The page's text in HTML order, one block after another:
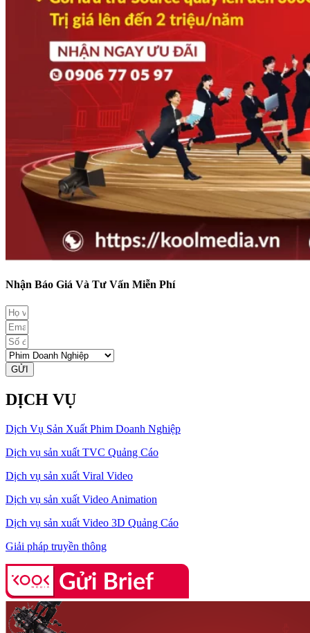
Nhận Báo Giá Và Tư Vấn Miễn Phí
GỬI
DỊCH VỤ
Dịch Vụ Sản Xuất Phim Doanh Nghiệp
Dịch vụ sản xuất TVC Quảng Cáo
Dịch vụ sản xuất Viral Video
Dịch vụ sản xuất Video Animation
Dịch vụ sản xuất Video 3D Quảng Cáo
Giải pháp truyền thông